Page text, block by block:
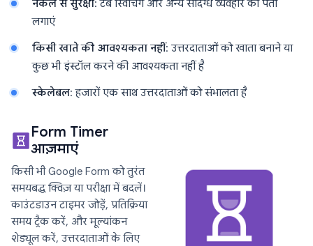
नकल से सुरक्षा: टैब स्विचिंग और अन्य संदिग्ध व्यवहार का पता
लगाएं
किसी खाते की आवश्यकता नहीं: उत्तरदाताओं को खाता बनाने या
कुछ भी इंस्टॉल करने की आवश्यकता नहीं है
स्केलेबल: हजारों एक साथ उत्तरदाताओं को संभालता है
Form Timer
आज़माएं
किसी भी Google Form को तुरंत
समयबद्ध क्विज़ या परीक्षा में बदलें।
काउंटडाउन टाइमर जोड़ें, प्रतिक्रिया
समय ट्रैक करें, और मूल्यांकन
शेड्यूल करें, उत्तरदाताओं के लिए